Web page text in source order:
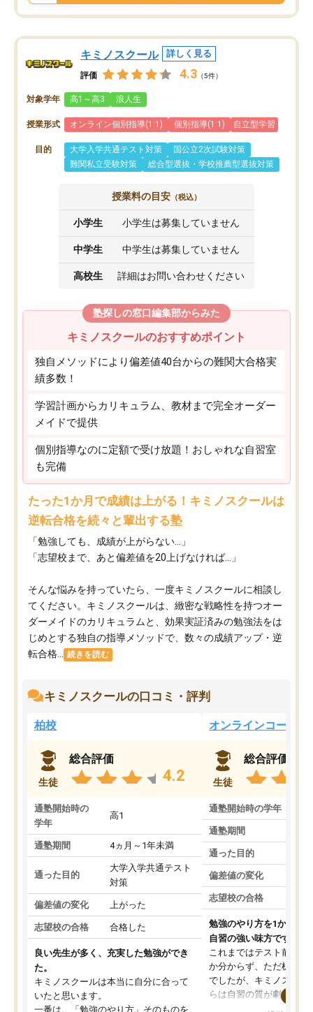
キミノスクール 詳しく見る
評価 4.3 （5件）
対象学年 高1～高3 浪人生
授業形式 オンライン個別指導(1:1) 個別指導(1:1) 自立型学習
目的 大学入学共通テスト対策
国公立2次試験対策
難関私立受験対策
総合型選抜・学校推薦型選抜対策
授業料の目安 （税込）
小学生 小学生は募集していません
中学生 中学生は募集していません
高校生 詳細はお問い合わせください
塾探しの窓口編集部からみた
キミノスクールのおすすめポイント
独自メソッドにより偏差値40台からの難関大合格実
績多数！
学習計画からカリキュラム、教材まで完全オーダー
メイドで提供
個別指導なのに定額で受け放題！おしゃれな自習室
も完備
たった1か月で成績は上がる！キミノスクールは
逆転合格を続々と輩出する塾
「勉強しても、成績が上がらない…」
「志望校まで、あと偏差値を20上げなければ…」
そんな悩みを持っていたら、一度キミノスクールに相談し
てください。キミノスクールは、緻密な戦略性を持つオー
ダーメイドのカリキュラムと、効果実証済みの勉強法をは
じめとする独自の指導メソッドで、数々の成績アップ・逆
転合格...
続きを読む
キミノスクールの口コミ・評判
柏校
生徒
総合評価
4.2
通塾開始時の
学年
高1
通塾期間 4ヵ月～1年未満
通った目的
大学入学共通テスト
対策
偏差値の変化 上がった
志望校の合格 合格した
良い先生が多く、充実した勉強ができ
た。
キミノスクールは本当に自分に合って
いたと思います。
一番は、「勉強のやり方」そのものを
オンラインコース
生徒
総合評価
通塾開始時の学年
通塾期間
通った目的
偏差値の変化
志望校の合格
勉強のやり方を1から教
自習の強い味方です。
これまではテスト前に何
か分からず、ただ机に座
でしたが、キミノスクー
らは自習の質が劇的に変